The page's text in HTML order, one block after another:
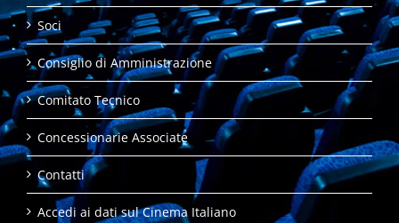
Soci
Consiglio di Amministrazione
Comitato Tecnico
Concessionarie Associate
Contatti
Accedi ai dati sul Cinema Italiano